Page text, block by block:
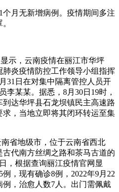
月无新增病例。疫情期间多注
示，云南疫情在丽江市华坪
炎疫情防控工作领导小组指挥
31日在对集中隔离管控人员开
李某某。据悉，8月30日19时，
达华坪县石龙坝镇民主高速路
，当地立即将其闭环转运至集
省地级市，位于云南省西北
代南方丝绸之路和茶马古道的
，根据查询丽江疫情官网显
，现有确诊8例，2022年9月22
，治愈人数7人。出门需佩戴